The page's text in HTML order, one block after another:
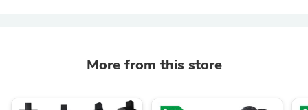
More from this store